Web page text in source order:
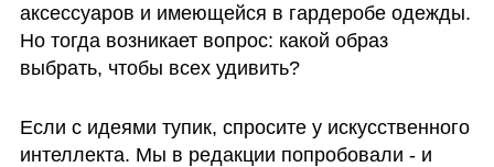
аксессуаров и имеющейся в гардеробе одежды.
Но тогда возникает вопрос: какой образ
выбрать, чтобы всех удивить?
Если с идеями тупик, спросите у искусственного
интеллекта. Мы в редакции попробовали - и